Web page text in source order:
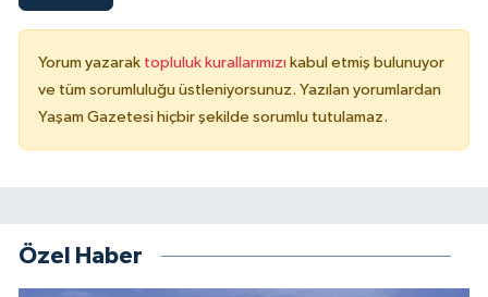
Yorum yazarak topluluk kurallarımızı kabul etmiş bulunuyor
ve tüm sorumluluğu üstleniyorsunuz. Yazılan yorumlardan
Yaşam Gazetesi hiçbir şekilde sorumlu tutulamaz.
Özel Haber